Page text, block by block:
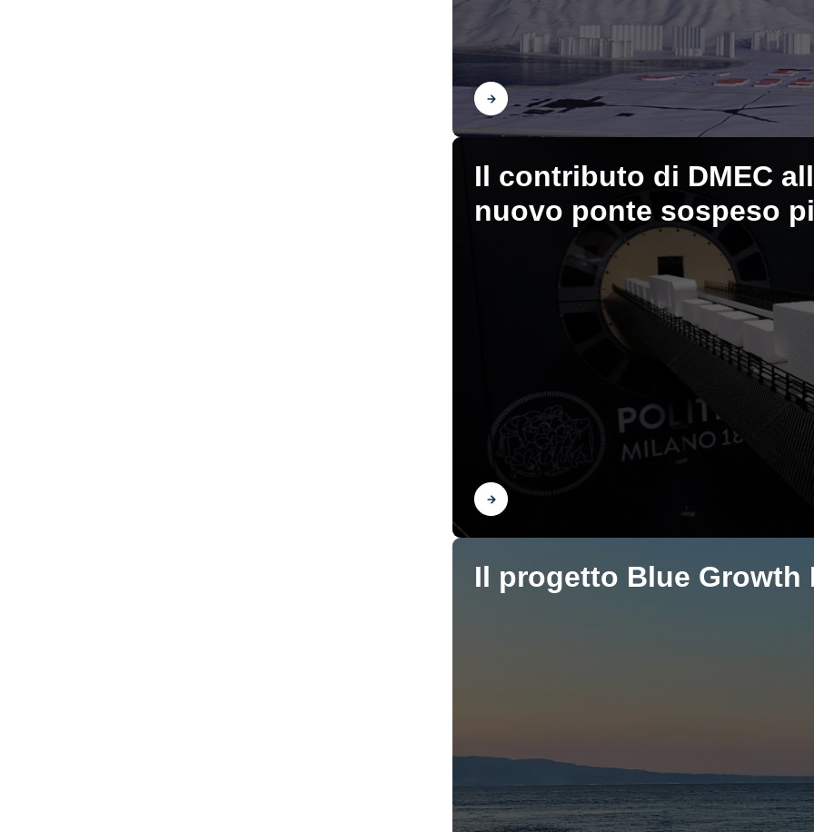
Scopri
Il contributo di DMEC
nuovo ponte sospeso
Scopri
Il progetto Blue Growth